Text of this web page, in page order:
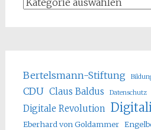
Bertelsmann-Stiftung
CDU Claus Baldus Datenschutz
Digitale Revolution
Eberhard von Goldammer